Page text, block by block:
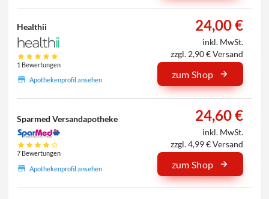
Healthii
1 Bewertungen
Apothekenprofil ansehen
24,00 €
inkl. MwSt.
zzgl. 2,90 € Versand
zum Shop
Sparmed Versandapotheke
7 Bewertungen
Apothekenprofil ansehen
24,60 €
inkl. MwSt.
zzgl. 4,99 € Versand
zum Shop